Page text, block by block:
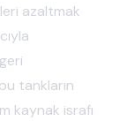
azaltmak
tankların
kaynak israfı